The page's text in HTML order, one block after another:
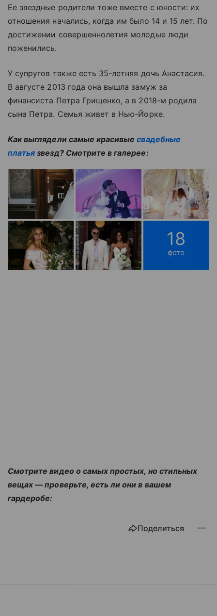
Ее звездные родители тоже вместе с юности: их
отношения начались, когда им было 14 и 15 лет. По
достижении совершеннолетия молодые люди
поженились.
У супругов также есть 35-летняя дочь Анастасия.
В августе 2013 года она вышла замуж за
финансиста Петра Грищенко, а в 2018-м родила
сына Петра. Семья живет в Нью-Йорке.
Как выглядели самые красивыесвадебные
платья звезд? Смотрите в галерее:
18
фото
Смотрите видео о самых простых, но стильных
вещах — проверьте, есть ли они в вашем
гардеробе:
Поделиться